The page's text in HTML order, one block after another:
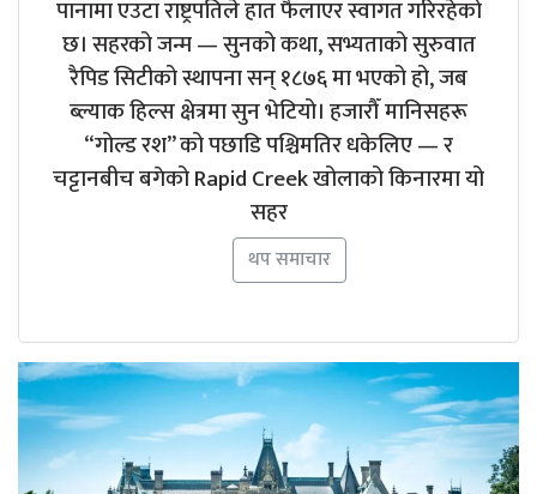
पानामा एउटा राष्ट्रपतिले हात फैलाएर स्वागत गरिरहेको
छ। सहरको जन्म — सुनको कथा, सभ्यताको सुरुवात
रैपिड सिटीको स्थापना सन् १८७६ मा भएको हो, जब
ब्ल्याक हिल्स क्षेत्रमा सुन भेटियो। हजारौँ मानिसहरू
“गोल्ड रश” को पछाडि पश्चिमतिर धकेलिए — र
चट्टानबीच बगेको Rapid Creek खोलाको किनारमा यो
सहर
थप समाचार